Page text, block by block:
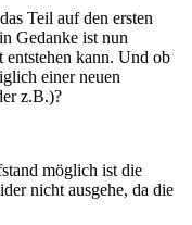
Teil auf den ersten
Gedanke ist nun
kann. Und ob
einer neuen
z.B.)?
möglich ist die
nicht ausgehe, da die